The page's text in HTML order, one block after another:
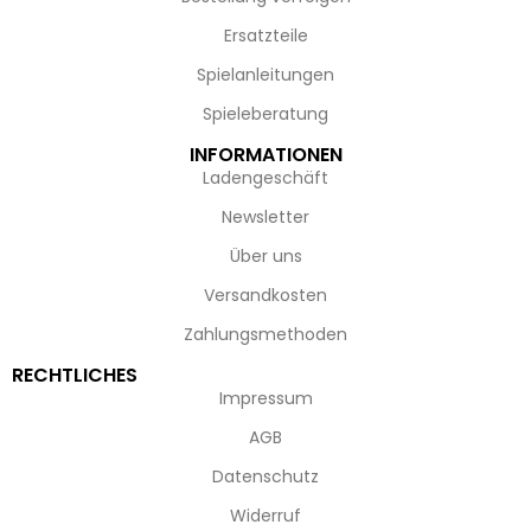
Ersatzteile
Spielanleitungen
Spieleberatung
INFORMATIONEN
Ladengeschäft
Newsletter
Über uns
Versandkosten
Zahlungsmethoden
RECHTLICHES
Impressum
AGB
Datenschutz
Widerruf